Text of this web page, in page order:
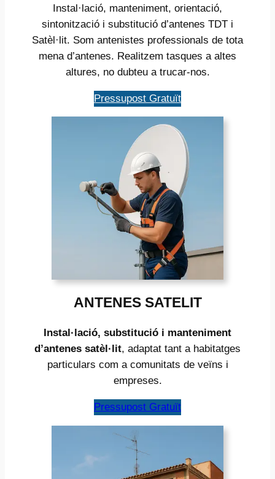
Instal·lació, manteniment, orientació,
sintonització i substitució d’antenes TDT i
Satèl·lit. Som antenistes professionals de tota
mena d’antenes. Realitzem tasques a altes
altures, no dubteu a trucar-nos.
Pressupost Gratuït
ANTENES SATELIT
Instal·lació, substitució i manteniment
d’antenes satèl·lit, adaptat tant a habitatges
particulars com a comunitats de veïns i
empreses.
Pressupost Gratuït